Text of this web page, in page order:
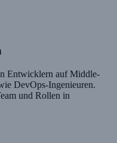
Entwicklern auf Middle-
DevOps-Ingenieuren.
und Rollen in